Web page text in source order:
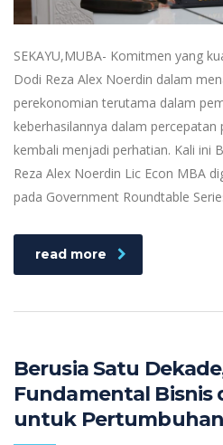
SEKAYU,MUBA- Komitmen yang
Dodi Reza Alex Noerdin dalam
perekonomian terutama dalam
keberhasilannya dalam percepatan
kembali menjadi perhatian. Kali ini
Reza Alex Noerdin Lic Econ MBA
pada Government Roundtable
read more
Berusia Satu
Fundamental Bisnis
untuk Pertumbuhan